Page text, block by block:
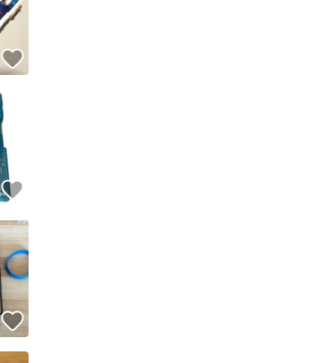
績について
ーザーにバッジを付与しています
をクリアした安心・安全なユーザーです
をコピーします
ますいいね！